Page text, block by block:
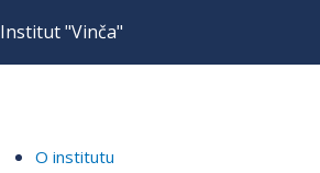
Institut "Vinča"
O institutu